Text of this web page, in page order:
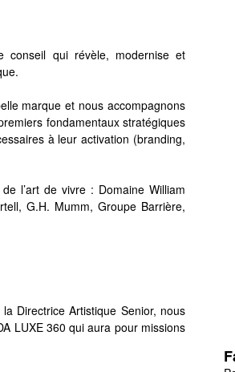
conseil qui révèle, modernise et
marque et nous accompagnons
fondamentaux stratégiques
à leur activation (branding,
l’art de vivre : Domaine William
G.H. Mumm, Groupe Barrière,
Directrice Artistique Senior, nous
LUXE 360 qui aura pour missions